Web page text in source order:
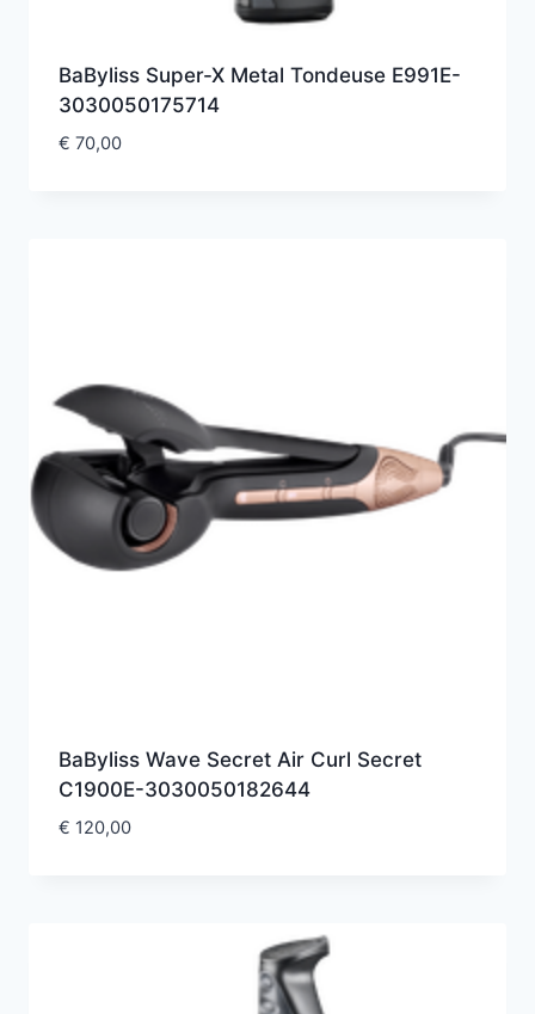
BaByliss Super-X Metal Tondeuse E991E-
3030050175714
€ 70,00
BaByliss Wave Secret Air Curl Secret
C1900E-3030050182644
€ 120,00